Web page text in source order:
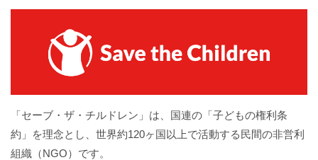
「セーブ・ザ・チルドレン」は、国連の「子どもの権利条
約」を理念とし、世界約120ヶ国以上で活動する民間の非営利
組織（NGO）です。